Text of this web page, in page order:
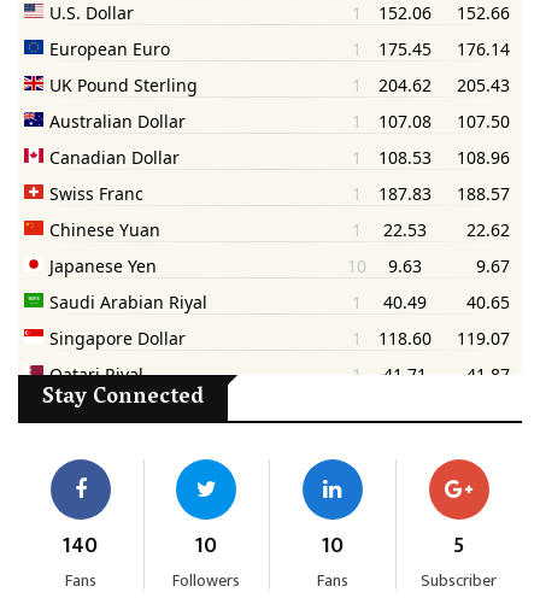
Stay Connected
140
Fans
10
Followers
10
Fans
5
Subscriber